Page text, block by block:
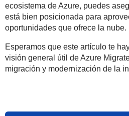
ecosistema de Azure, puedes
está bien posicionada para
oportunidades que ofrece la nube.
Esperamos que este artículo te
visión general útil de Azure
migración y modernización de la